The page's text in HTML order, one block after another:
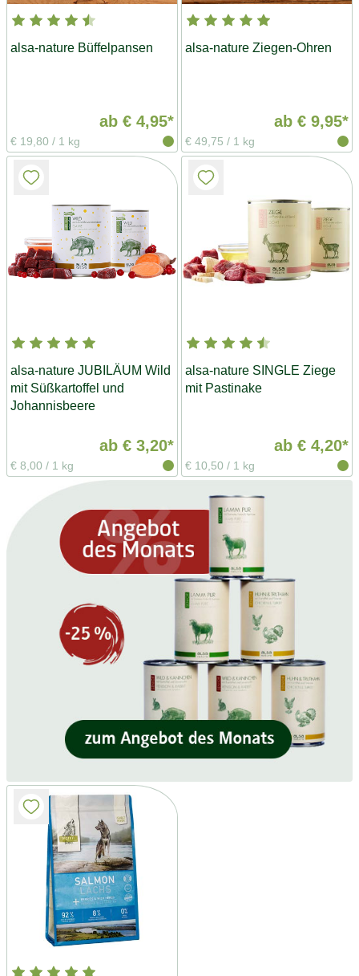
alsa-nature Büffelpansen
ab € 4,95*
€ 19,80 / 1 kg
alsa-nature Ziegen-Ohren
ab € 9,95*
€ 49,75 / 1 kg
alsa-nature JUBILÄUM Wild
mit Süßkartoffel und
Johannisbeere
ab € 3,20*
€ 8,00 / 1 kg
alsa-nature SINGLE Ziege
mit Pastinake
ab € 4,20*
€ 10,50 / 1 kg